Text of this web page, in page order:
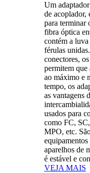
Um
de acoplador,
para terminar
fibra óptica
contém a
férulas
conectores,
permitem que
ao máximo e
tempo, os
as vantagens
usados ​​para
como FC,
MPO, etc.
aparelhos de
é estável e
VEJA MAIS